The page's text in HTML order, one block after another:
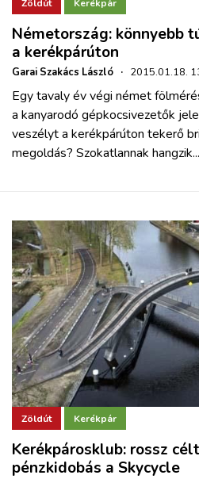
Zöldút Kerékpár
Németország: könnyebb
a kerékpárúton
Garai Szakács László · 2015.01.18.
Egy tavaly év végi német
a kanyarodó gépkocsivezetők
veszélyt a kerékpárúton tekerő
megoldás? Szokatlannak hangzik...
Zöldút Kerékpár
Kerékpárosklub: rossz
pénzkidobás a Skycycle